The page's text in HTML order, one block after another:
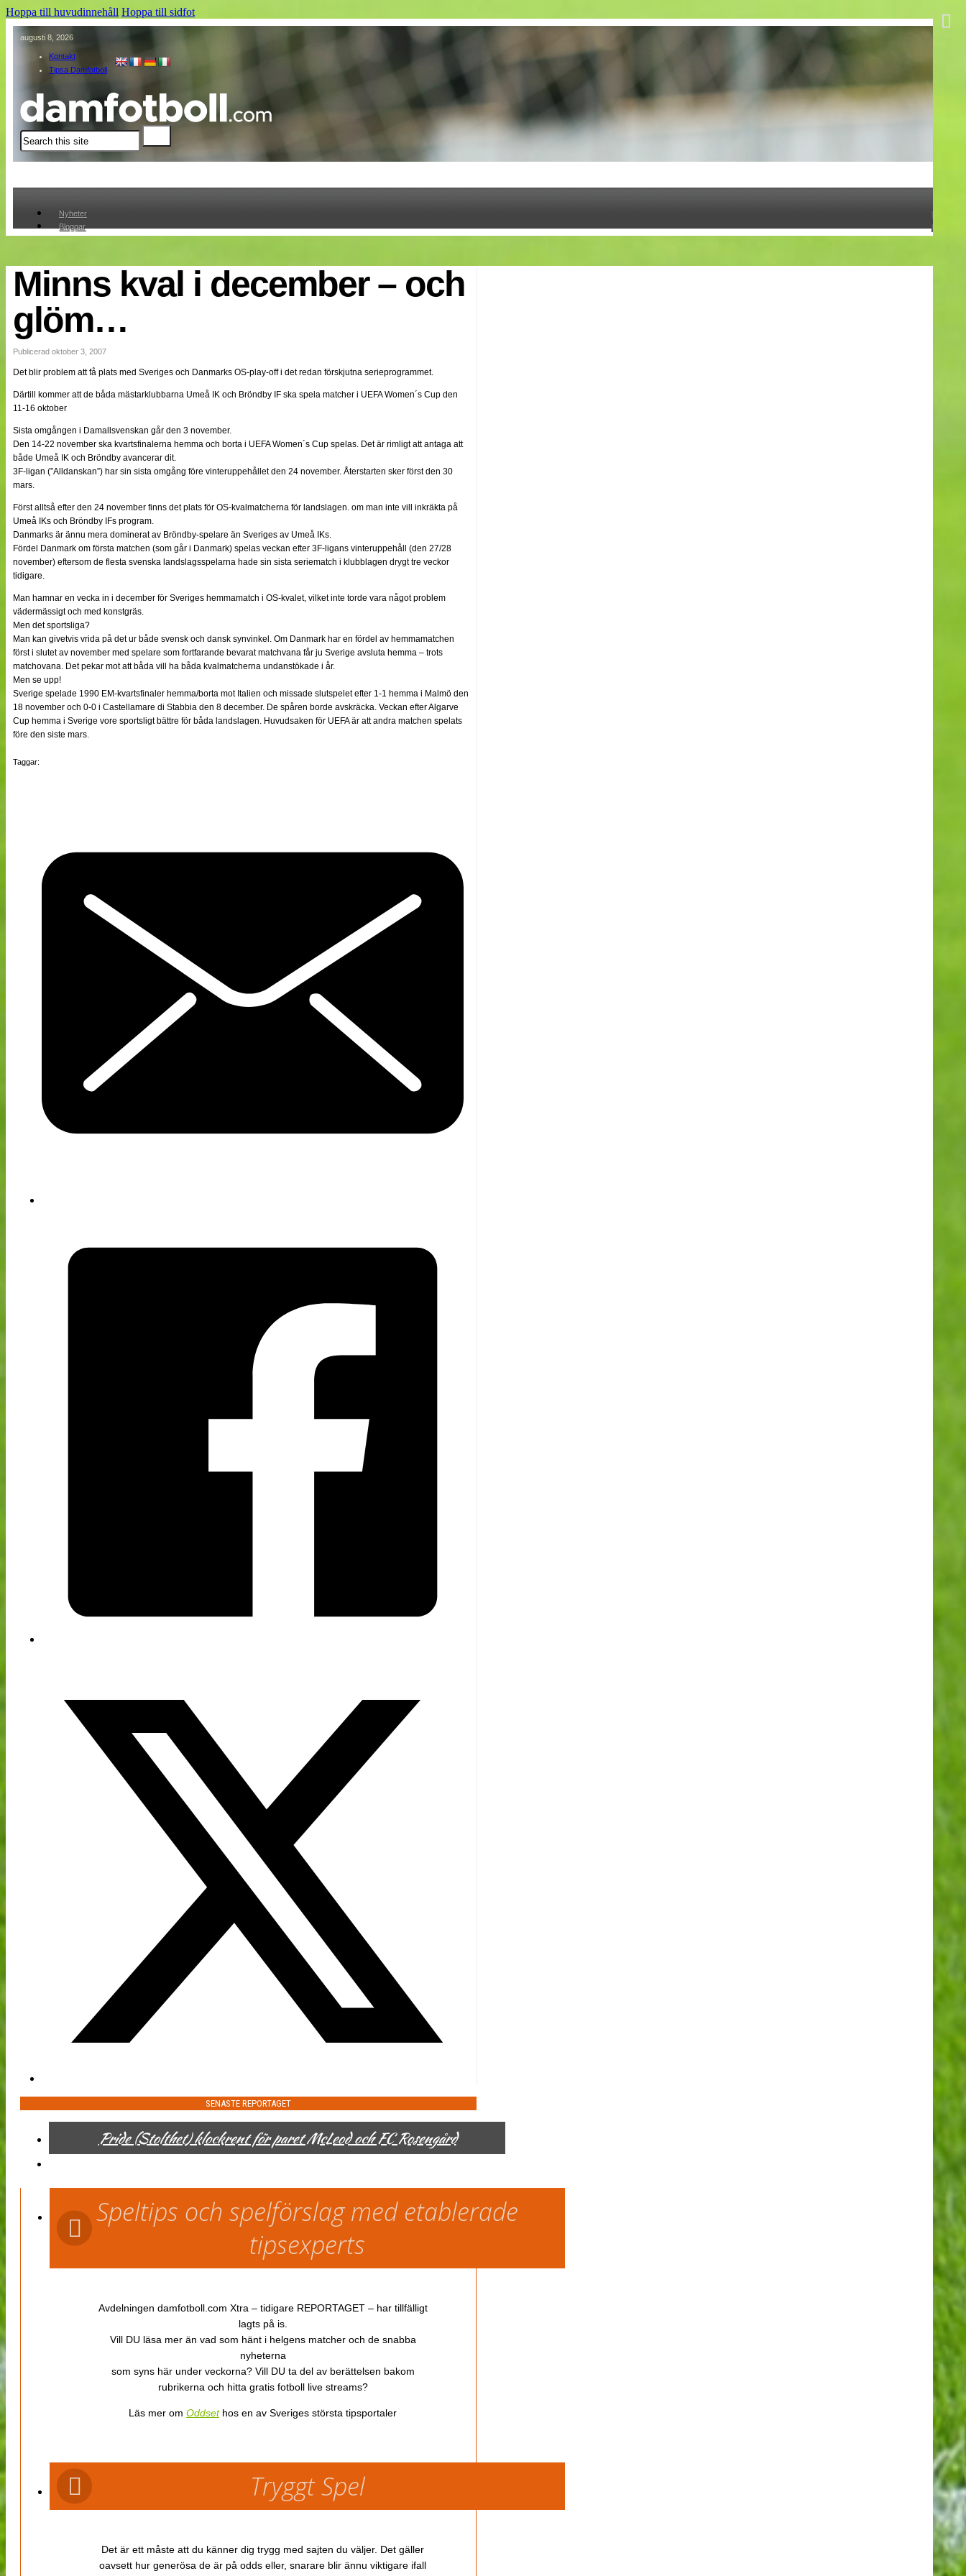
Hoppa till huvudinnehåll Hoppa till sidfot
augusti 8, 2026
Kontakt
Tipsa Damfotboll
Sök
Nyheter
Bloggar
Cuper
Medlemmar
Medlemsbilder
Om oss
NÄTverket
Nyheter
Bloggar
Webb-TV
Cuper
Medlemmar
Medlemsbilder
NÄTverket
Split vision
Minns kval i december – och
glöm…
Publicerad oktober 3, 2007
Det blir problem att få plats med Sveriges och Danmarks OS-play-off i det redan förskjutna serieprogrammet.
Därtill kommer att de båda mästarklubbarna Umeå IK och Bröndby IF ska spela matcher i UEFA Women´s Cup den
11-16 oktober
Sista omgången i Damallsvenskan går den 3 november.
Den 14-22 november ska kvartsfinalerna hemma och borta i UEFA Women´s Cup spelas. Det är rimligt att antaga att
både Umeå IK och Bröndby avancerar dit.
3F-ligan (”Alldanskan”) har sin sista omgång före vinteruppehållet den 24 november. Återstarten sker först den 30
mars.
Först alltså efter den 24 november finns det plats för OS-kvalmatcherna för landslagen. om man inte vill inkräkta på
Umeå IKs och Bröndby IFs program.
Danmarks är ännu mera dominerat av Bröndby-spelare än Sveriges av Umeå IKs.
Fördel Danmark om första matchen (som går i Danmark) spelas veckan efter 3F-ligans vinteruppehåll (den 27/28
november) eftersom de flesta svenska landslagsspelarna hade sin sista seriematch i klubblagen drygt tre veckor
tidigare.
Man hamnar en vecka in i december för Sveriges hemmamatch i OS-kvalet, vilket inte torde vara något problem
vädermässigt och med konstgräs.
Men det sportsliga?
Man kan givetvis vrida på det ur både svensk och dansk synvinkel. Om Danmark har en fördel av hemmamatchen
först i slutet av november med spelare som fortfarande bevarat matchvana får ju Sverige avsluta hemma – trots
matchovana. Det pekar mot att båda vill ha båda kvalmatcherna undanstökade i år.
Men se upp!
Sverige spelade 1990 EM-kvartsfinaler hemma/borta mot Italien och missade slutspelet efter 1-1 hemma i Malmö den
18 november och 0-0 i Castellamare di Stabbia den 8 december. De spåren borde avskräcka. Veckan efter Algarve
Cup hemma i Sverige vore sportsligt bättre för båda landslagen. Huvudsaken för UEFA är att andra matchen spelats
före den siste mars.
Taggar:
SENASTE REPORTAGET
Pride (Stolthet) klockrent för paret McLeod och FC Rosengård
Speltips och spelförslag med etablerade
tipsexperts
Avdelningen damfotboll.com Xtra – tidigare REPORTAGET – har tillfälligt
lagts på is.
Vill DU läsa mer än vad som hänt i helgens matcher och de snabba
nyheterna
som syns här under veckorna? Vill DU ta del av berättelsen bakom
rubrikerna och hitta gratis fotboll live streams?
Läs mer om Oddsethos en av Sveriges största tipsportaler
Tryggt Spel
Det är ett måste att du känner dig trygg med sajten du väljer. Det gäller
oavsett hur generösa de är på odds eller, snarare blir ännu viktigare ifall